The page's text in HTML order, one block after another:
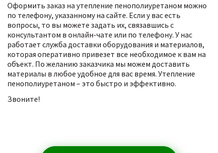
Оформить заказ на утепление пенополиуретаном можно
по телефону, указанному на сайте. Если у вас есть
вопросы, то вы можете задать их, связавшись с
консультантом в онлайн-чате или по телефону. У нас
работает служба доставки оборудования и материалов,
которая оперативно привезет все необходимое к вам на
объект. По желанию заказчика мы можем доставить
материалы в любое удобное для вас время. Утепление
пенополиуретаном – это быстро и эффективно.
Звоните!